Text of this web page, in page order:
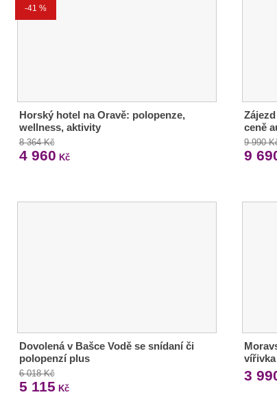
-41 %
Horský hotel na Oravě: polopenze,
wellness, aktivity
8 364 Kč
4 960 Kč
ceně
9 990
9
Dovolená v Bašce Vodě se snídaní či
polopenzí plus
6 018 Kč
5 115 Kč
3